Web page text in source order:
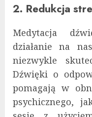
2. Redukcja
Medytacja
działanie na
niezwykle
Dźwięki o
pomagają w
psychicznego,